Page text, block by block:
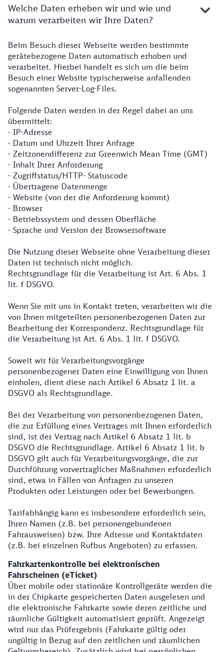
Welche Daten erheben wir und wie und
warum verarbeiten wir Ihre Daten?
Beim Besuch dieser Webseite werden bestimmte
gerätebezogene Daten automatisch erhoben und
verarbeitet. Hierbei handelt es sich um die beim
Besuch einer Website typischerweise anfallenden
sogenannten Server-Log-Files.
Folgende Daten werden in der Regel dabei an uns
übermittelt:
- IP-Adresse
- Datum und Uhrzeit Ihrer Anfrage
- Zeitzonendifferenz zur Greenwich Mean Time (GMT)
- Inhalt Ihrer Anforderung
- Zugriffstatus/HTTP- Statuscode
- Übertragene Datenmenge
- Website (von der die Anforderung kommt)
- Browser
- Betriebssystem und dessen Oberfläche
- Sprache und Version der Browsersoftware
Die Nutzung dieser Webseite ohne Verarbeitung dieser
Daten ist technisch nicht möglich.
Rechtsgrundlage für die Verarbeitung ist Art. 6 Abs. 1
lit. f DSGVO.
Wenn Sie mit uns in Kontakt treten, verarbeiten wir die
von Ihnen mitgeteilten personenbezogenen Daten zur
Bearbeitung der Korrespondenz. Rechtsgrundlage für
die Verarbeitung ist Art. 6 Abs. 1 lit. f DSGVO.
Soweit wir für Verarbeitungsvorgänge
personenbezogener Daten eine Einwilligung von Ihnen
einholen, dient diese nach Artikel 6 Absatz 1 lit. a
DSGVO als Rechtsgrundlage.
Bei der Verarbeitung von personenbezogenen Daten,
die zur Erfüllung eines Vertrages mit Ihnen erforderlich
sind, ist der Vertrag nach Artikel 6 Absatz 1 lit. b
DSGVO die Rechtsgrundlage. Artikel 6 Absatz 1 lit. b
DSGVO gilt auch für Verarbeitungsvorgänge, die zur
Durchführung vorvertraglicher Maßnahmen erforderlich
sind, etwa in Fällen von Anfragen zu unseren
Produkten oder Leistungen oder bei Bewerbungen.
Tarifabhängig kann es insbesondere erforderlich sein,
Ihren Namen (z.B. bei personengebundenen
Fahrausweisen) bzw. Ihre Adresse und Kontaktdaten
(z.B. bei einzelnen Rufbus Angeboten) zu erfassen.
Fahrkartenkontrolle bei elektronischen
Fahrscheinen (eTicket)
Über mobile oder stationäre Kontrollgeräte werden die
in der Chipkarte gespeicherten Daten ausgelesen und
die elektronische Fahrkarte sowie deren zeitliche und
räumliche Gültigkeit automatisiert geprüft. Angezeigt
wird nur das Prüfergebnis (Fahrkarte gültig oder
ungültig in Bezug auf den zeitlichen und räumlichen